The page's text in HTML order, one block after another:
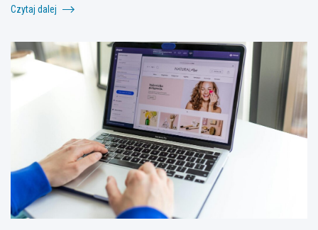
Czytaj dalej